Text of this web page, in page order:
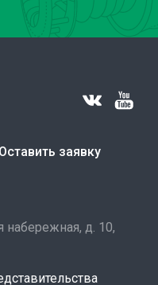
Оставить заявку
набережная, д. 10,